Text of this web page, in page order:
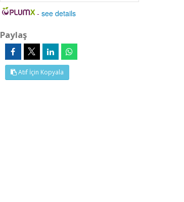
-see details
Paylaş
Atıf İçin Kopyala